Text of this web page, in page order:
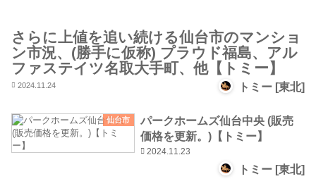
さらに上値を追い続ける仙台市のマンショ
ン市況、(勝手に仮称) プラウド福島、アル
ファステイツ名取大手町、他【トミー】
2024.11.24 トミー [東北]
仙台市
パークホームズ仙台中央 (販売
価格を更新。)【トミー】
2024.11.23
トミー [東北]